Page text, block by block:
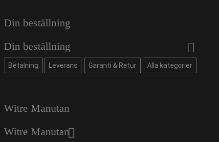
Din beställning
Din beställning
Betalning Leverans Garanti & Retur Alla kategorier
Witre Manutan
Witre Manutan